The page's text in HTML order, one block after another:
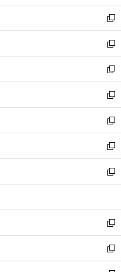
開
く
ウ
で
開
く
ン
ド
ウ
で
開
く
ウ
ィ
ン
ド
ウ
で
開
く
し
い
ウ
ィ
ン
ド
ウ
で
開
く
新
し
い
ウ
ィ
ン
ド
ウ
で
開
く
新
し
い
ウ
ィ
ン
ド
ウ
で
開
く
新
し
い
ウ
ィ
ン
ド
ウ
で
開
新
し
い
ウ
ィ
ン
ド
ウ
開
く
新
し
い
ウ
ィ
ン
ウ
で
開
く
新
し
い
ウ
ン
ド
ウ
で
開
新
し
ウ
ィ
ン
ド
ウ
新
し
い
ウ
新
し